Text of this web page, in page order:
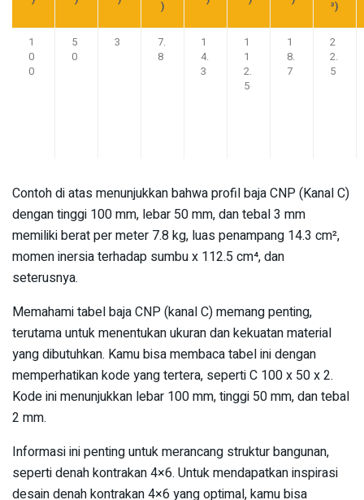
)
³)
1
0
0
5
0
3
7.
8
1
4.
3
1
1
2.
5
1
8.
7
2
2.
5
Contoh di atas menunjukkan bahwa profil baja CNP (Kanal C)
dengan tinggi 100 mm, lebar 50 mm, dan tebal 3 mm
memiliki berat per meter 7.8 kg, luas penampang 14.3 cm²,
momen inersia terhadap sumbu x 112.5 cm⁴, dan
seterusnya.
Memahami tabel baja CNP (kanal C) memang penting,
terutama untuk menentukan ukuran dan kekuatan material
yang dibutuhkan. Kamu bisa membaca tabel ini dengan
memperhatikan kode yang tertera, seperti C 100 x 50 x 2.
Kode ini menunjukkan lebar 100 mm, tinggi 50 mm, dan tebal
2 mm.
Informasi ini penting untuk merancang struktur bangunan,
seperti denah kontrakan 4×6. Untuk mendapatkan inspirasi
desain denah kontrakan 4×6 yang optimal, kamu bisa